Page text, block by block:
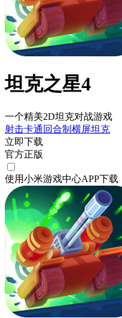
坦克之星4
一个精美2D坦克对战游戏
射击卡通 回合制 横屏坦克
立即下载
官方正版
使用小米游戏中心APP下载